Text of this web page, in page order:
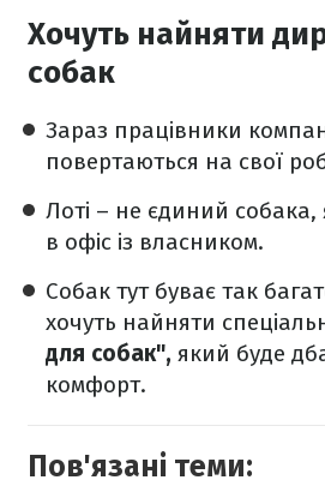
Хочуть найняти
собак
Зараз працівники
повертаються на свої
Лоті – не єдиний
в офіс із власником.
Собак тут буває так
хочуть найняти
для собак", який буде
комфорт.
Пов'язані теми: